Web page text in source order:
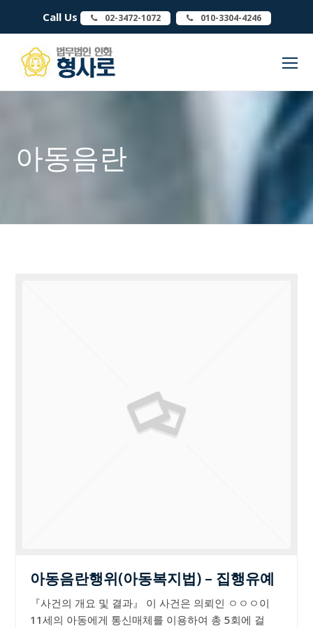
Call Us 02-3472-1072 010-3304-4246
아동음란
아동음란행위(아동복지법) – 집행유예
『사건의 개요 및 결과』 이 사건은 의뢰인 ㅇㅇㅇ이
11세의 아동에게 통신매체를 이용하여 총 5회에 걸